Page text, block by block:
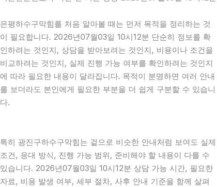
은평하수구막힘를 처음 알아볼 때는 먼저 목적을 정리하는 것
이 필요합니다. 2026년07월03일 10시12분 단순히 정보를 확
인하려는 것인지, 상담을 받아보려는 것인지, 비용이나 조건을
비교하려는 것인지, 실제 진행 가능 여부를 확인하려는 것인지
에 따라 필요한 내용이 달라집니다. 목적이 분명하면 여러 안내
를 보더라도 본인에게 필요한 부분을 더 쉽게 구분할 수 있습니
다.
특히 광진구하수구막힘는 겉으로 비슷한 안내처럼 보여도 실제
조건, 응대 방식, 진행 가능 범위, 준비해야 할 내용이 다를 수
있습니다. 2026년07월03일 10시12분 상담 가능 시간, 필요한
자료, 비용 발생 여부, 세부 절차, 사후 안내 기준을 함께 살펴